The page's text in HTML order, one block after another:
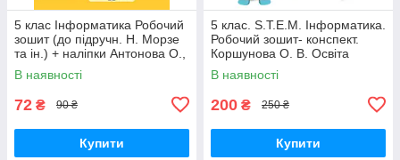
5 клас Інформатика Робочий
зошит (до підручн. Н. Морзе
та ін.) + наліпки Антонова О.,
Мартинюк С. ПіП
В наявності
72 ₴ 90 ₴
Купити
5 клас. S.T.E.M. Інформатика.
Робочий зошит- конспект.
Коршунова О. В. Освіта
В наявності
200 ₴ 250 ₴
Купити